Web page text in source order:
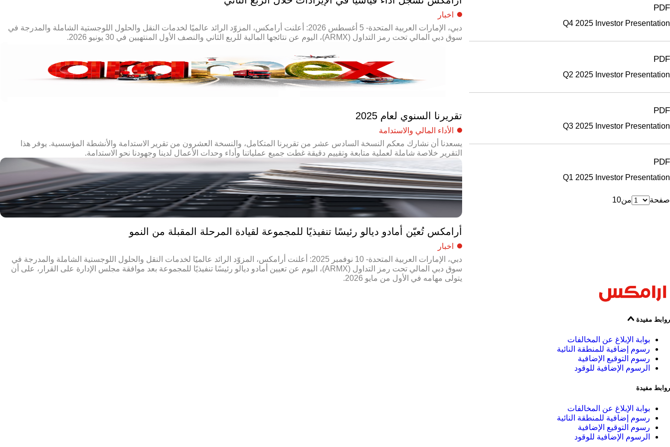
اخبار
دبي، الإمارات العربية المتحدة- 5 أغسطس 2026: أعلنت أرامكس، المزوّد الرائد عالميًا لخدمات النقل والحلول اللوجستية الشاملة والمدرجة في
سوق دبي المالي تحت رمز التداول (ARMX)، اليوم عن نتائجها المالية للربع الثاني والنصف الأول المنتهيين في 30 يونيو 2026.
تقريرنا السنوي لعام 2025
الأداء المالي والاستدامة
يسعدنا أن نشارك معكم النسخة السادس عشر من تقريرنا المتكامل، والنسخة العشرون من تقرير الاستدامة والأنشطة المؤسسية. يوفر هذا
التقرير خلاصة شاملة لعملية متابعة وتقييم دقيقة غطت جميع عملياتنا وأداء وحدات الأعمال لدينا وجهودنا نحو الاستدامة.
أرامكس تُعيّن أمادو ديالو رئيسًا تنفيذيًا للمجموعة لقيادة المرحلة المقبلة من النمو
اخبار
دبي، الإمارات العربية المتحدة- 10 نوفمبر 2025: أعلنت أرامكس، المزوّد الرائد عالميًا لخدمات النقل والحلول اللوجستية الشاملة والمدرجة في
سوق دبي المالي تحت رمز التداول (ARMX)، اليوم عن تعيين أمادو ديالو رئيسًا تنفيذيًا للمجموعة بعد موافقة مجلس الإدارة على القرار، على أن
يتولى مهامه في الأول من مايو 2026.
PDF
Q4 2025 Investor Presentation
PDF
Q2 2025 Investor Presentation
PDF
Q3 2025 Investor Presentation
PDF
Q1 2025 Investor Presentation
صفحة من10
روابط مفيدة
بوابة الإبلاغ عن المخالفات
رسوم إضافية للمنطقة النائية
رسوم التوقيع الإضافية
الرسوم الإضافية للوقود
روابط مفيدة
بوابة الإبلاغ عن المخالفات
رسوم إضافية للمنطقة النائية
رسوم التوقيع الإضافية
الرسوم الإضافية للوقود